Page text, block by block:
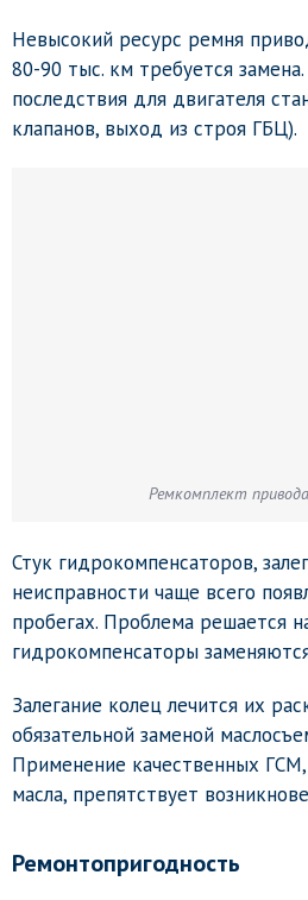
Невысокий ресурс ремня
80-90 тыс. км требуется
последствия для двигателя
клапанов, выход из строя ГБЦ).
Ремкомплект
Стук гидрокомпенсаторов,
неисправности чаще всего
пробегах. Проблема решается
гидрокомпенсаторы
Залегание колец лечится их
обязательной заменой
Применение качественных
масла, препятствует
Ремонтопригодность